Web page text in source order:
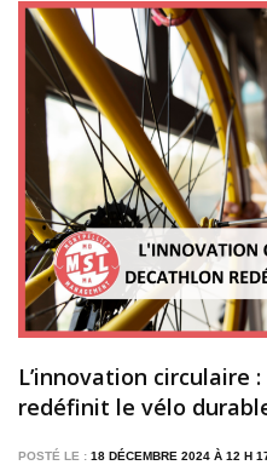
L’innovation circulaire
redéfinit le vélo
POSTÉ LE : 18 DÉCEMBRE 2024 À 12 H